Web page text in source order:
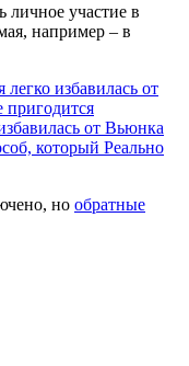
личное участие в
например – в
избавилась от
от Вьюнка
который Реально
но обратные